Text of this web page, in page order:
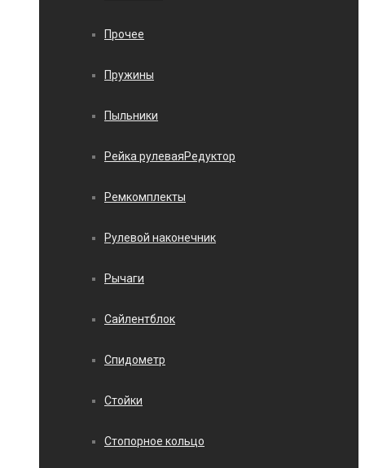
Прочее
Пружины
Пыльники
Рейка рулеваяРедуктор
Ремкомплекты
Рулевой наконечник
Рычаги
Сайлентблок
Спидометр
Стойки
Стопорное кольцо